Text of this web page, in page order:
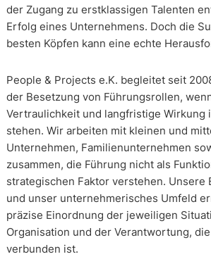
der Zugang zu erstklassigen Talenten
Erfolg eines Unternehmens. Doch die
besten Köpfen kann eine echte
People & Projects e.K. begleitet seit
der Besetzung von Führungsrollen,
Vertraulichkeit und langfristige Wirkung
stehen. Wir arbeiten mit kleinen und
Unternehmen, Familienunternehmen
zusammen, die Führung nicht als
strategischen Faktor verstehen. Unsere
und unser unternehmerisches Umfeld
präzise Einordnung der jeweiligen
Organisation und der Verantwortung,
verbunden ist.